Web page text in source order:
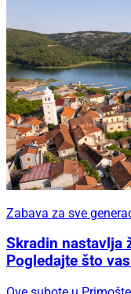
Zabava za sve
Skradin nastavlja
Pogledajte što